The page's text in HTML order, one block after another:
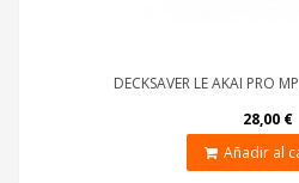
DECKSAVER LE AKAI PRO
28,00 €
Añadir al